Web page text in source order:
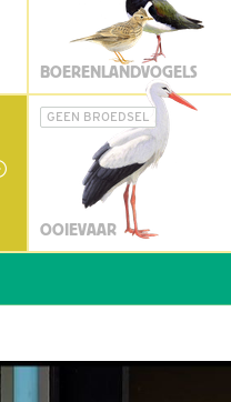
BOERENLANDVOGELS
GEEN BROEDSEL
OOIEVAAR